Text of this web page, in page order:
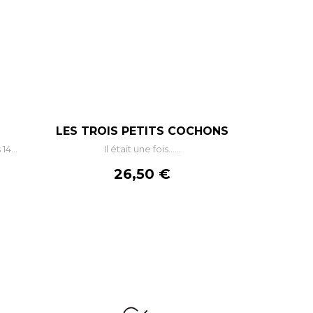
LES TROIS PETITS COCHONS
Il était une fois…...
Prix
26,50 €
– +